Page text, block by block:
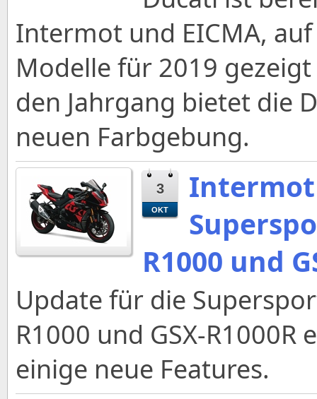
Intermot und EICMA,
Modelle für 2019
den Jahrgang bietet die
neuen Farbgebung.
3
OKT
Intermot
R1000 und
Update für die
R1000 und GSX-
einige neue Features.